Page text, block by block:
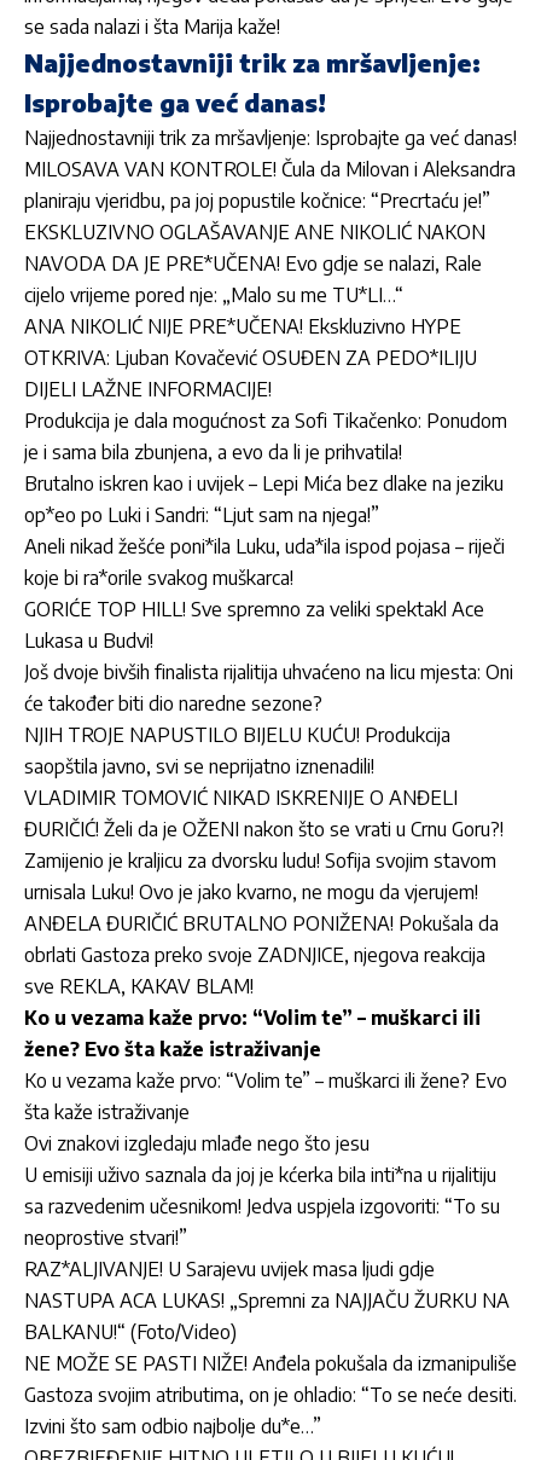
se sada nalazi i šta Marija kaže!
Najjednostavniji trik za mršavljenje:
Isprobajte ga već danas!
Najjednostavniji trik za mršavljenje: Isprobajte ga već danas!
MILOSAVA VAN KONTROLE! Čula da Milovan i Aleksandra
planiraju vjeridbu, pa joj popustile kočnice: “Precrtaću je!”
EKSKLUZIVNO OGLAŠAVANJE ANE NIKOLIĆ NAKON
NAVODA DA JE PRE*UČENA! Evo gdje se nalazi, Rale
cijelo vrijeme pored nje: „Malo su me TU*LI…“
ANA NIKOLIĆ NIJE PRE*UČENA! Ekskluzivno HYPE
OTKRIVA: Ljuban Kovačević OSUĐEN ZA PEDO*ILIJU
DIJELI LAŽNE INFORMACIJE!
Produkcija je dala mogućnost za Sofi Tikačenko: Ponudom
je i sama bila zbunjena, a evo da li je prihvatila!
Brutalno iskren kao i uvijek – Lepi Mića bez dlake na jeziku
op*eo po Luki i Sandri: “Ljut sam na njega!”
Aneli nikad žešće poni*ila Luku, uda*ila ispod pojasa – riječi
koje bi ra*orile svakog muškarca!
GORIĆE TOP HILL! Sve spremno za veliki spektakl Ace
Lukasa u Budvi!
Još dvoje bivših finalista rijalitija uhvaćeno na licu mjesta: Oni
će također biti dio naredne sezone?
NJIH TROJE NAPUSTILO BIJELU KUĆU! Produkcija
saopštila javno, svi se neprijatno iznenadili!
VLADIMIR TOMOVIĆ NIKAD ISKRENIJE O ANĐELI
ĐURIČIĆ! Želi da je OŽENI nakon što se vrati u Crnu Goru?!
Zamijenio je kraljicu za dvorsku ludu! Sofija svojim stavom
urnisala Luku! Ovo je jako kvarno, ne mogu da vjerujem!
ANĐELA ĐURIČIĆ BRUTALNO PONIŽENA! Pokušala da
obrlati Gastoza preko svoje ZADNJICE, njegova reakcija
sve REKLA, KAKAV BLAM!
Ko u vezama kaže prvo: “Volim te” – muškarci ili
žene? Evo šta kaže istraživanje
Ko u vezama kaže prvo: “Volim te” – muškarci ili žene? Evo
šta kaže istraživanje
Ovi znakovi izgledaju mlađe nego što jesu
U emisiji uživo saznala da joj je kćerka bila inti*na u rijalitiju
sa razvedenim učesnikom! Jedva uspjela izgovoriti: “To su
neoprostive stvari!”
RAZ*ALJIVANJE! U Sarajevu uvijek masa ljudi gdje
NASTUPA ACA LUKAS! „Spremni za NAJJAČU ŽURKU NA
BALKANU!“ (Foto/Video)
NE MOŽE SE PASTI NIŽE! Anđela pokušala da izmanipuliše
Gastoza svojim atributima, on je ohladio: “To se neće desiti.
Izvini što sam odbio najbolje du*e…”